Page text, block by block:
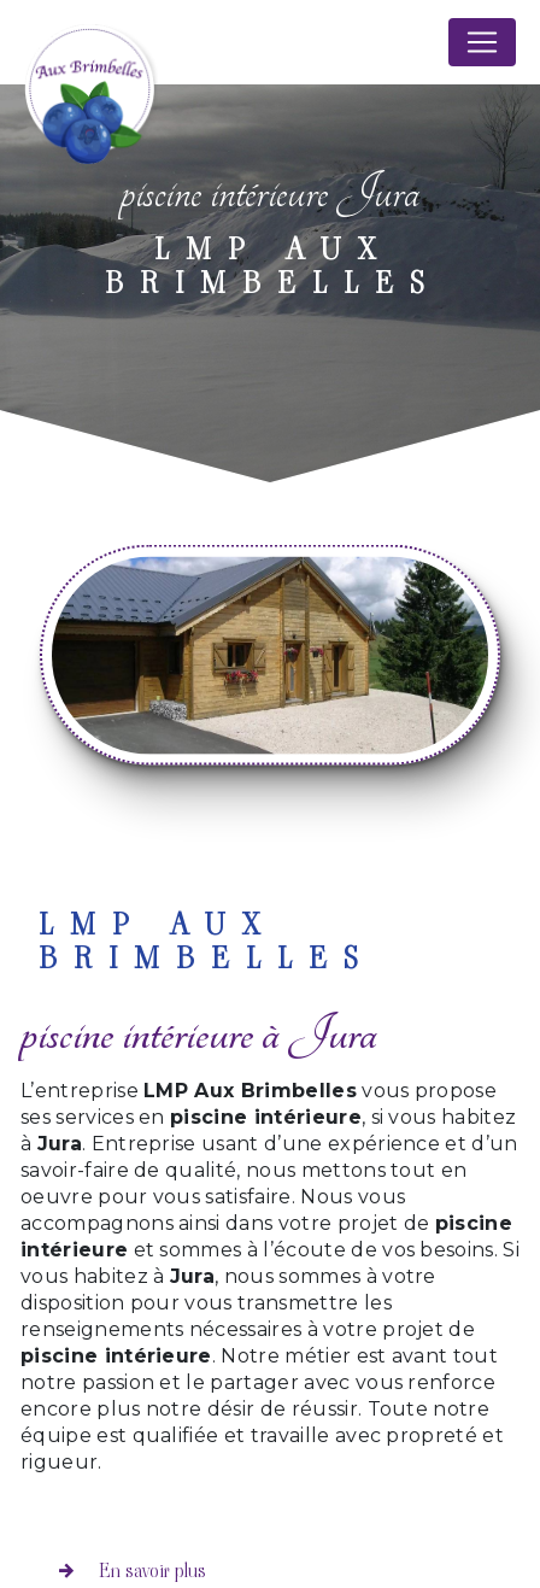
piscine intérieure Jura
LMP AUX
BRIMBELLES
LMP AUX
BRIMBELLES
piscine intérieure à Jura
L’entreprise LMP Aux Brimbellesvous propose
ses services en piscine intérieure, si vous habitez
à Jura. Entreprise usant d’une expérience et d’un
savoir-faire de qualité, nous mettons tout en
oeuvre pour vous satisfaire. Nous vous
accompagnons ainsi dans votre projet de piscine
intérieure et sommes à l’écoute de vos besoins. Si
vous habitez à Jura, nous sommes à votre
disposition pour vous transmettre les
renseignements nécessaires à votre projet de
piscine intérieure. Notre métier est avant tout
notre passion et le partager avec vous renforce
encore plus notre désir de réussir. Toute notre
équipe est qualifiée et travaille avec propreté et
rigueur.
En savoir plus